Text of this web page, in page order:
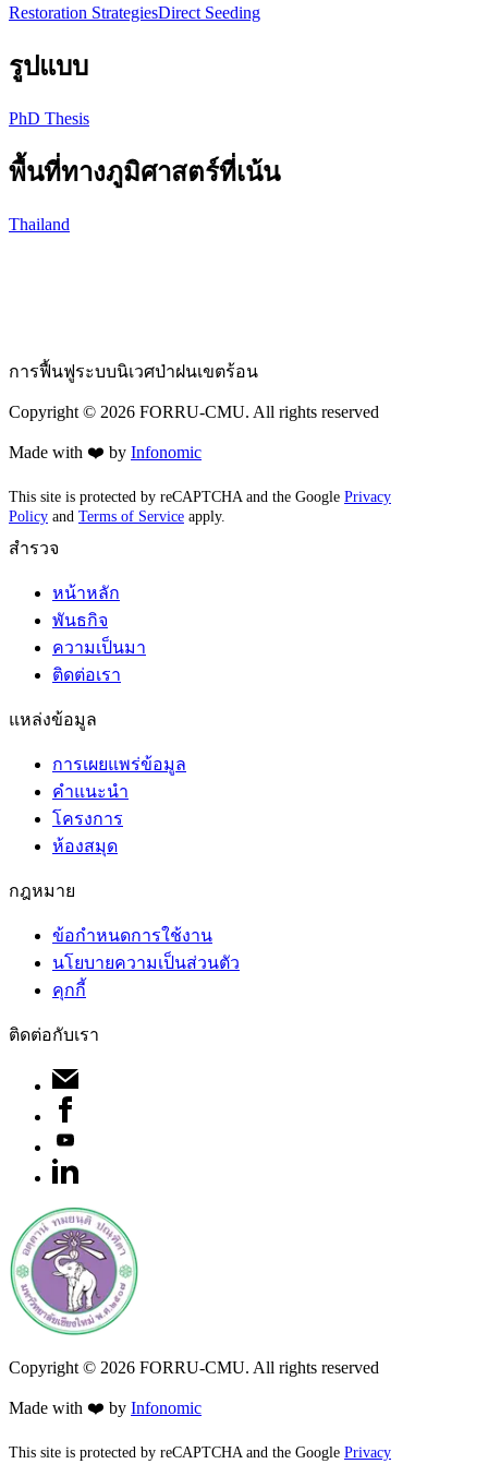
Restoration StrategiesDirect Seeding
รูปแบบ
PhD Thesis
พื้นที่ทางภูมิศาสตร์ที่เน้น
Thailand
การฟื้นฟูระบบนิเวศป่าฝนเขตร้อน
Copyright © 2026 FORRU-CMU. All rights reserved
Made with ❤️ by Infonomic
This site is protected by reCAPTCHA and the Google Privacy
Policy and Terms of Service apply.
สำรวจ
หน้าหลัก
พันธกิจ
ความเป็นมา
ติดต่อเรา
แหล่งข้อมูล
การเผยแพร่ข้อมูล
คำแนะนำ
โครงการ
ห้องสมุด
กฎหมาย
ข้อกำหนดการใช้งาน
นโยบายความเป็นส่วนตัว
คุกกี้
ติดต่อกับเรา
Copyright © 2026 FORRU-CMU. All rights reserved
Made with ❤️ by Infonomic
This site is protected by reCAPTCHA and the Google Privacy